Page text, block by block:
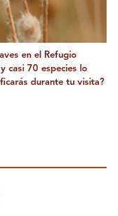
en el Refugio
casi 70 especies lo
durante tu visita?